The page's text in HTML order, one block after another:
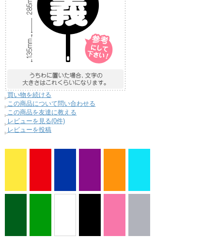
買い物を続ける
この商品について問い合わせる
この商品を友達に教える
レビューを見る(0件)
レビューを投稿